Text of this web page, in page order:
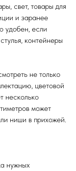
свет, товары для
и заранее
удобен, если
контейнеры
не только
цветовой
несколько
может
ниши в прихожей.
нужных